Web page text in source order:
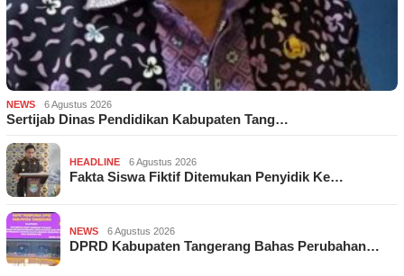
NEWS 6 Agustus 2026
Sertijab Dinas Pendidikan Kabupaten Tang…
HEADLINE 6 Agustus 2026
Fakta Siswa Fiktif Ditemukan Penyidik Ke…
NEWS 6 Agustus 2026
DPRD Kabupaten Tangerang Bahas Perubahan…